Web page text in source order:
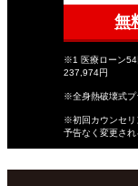
無
※1 医療ローン54
237,974円
※全身熱破壊式プ
※初回カウンセ
予告なく変更され